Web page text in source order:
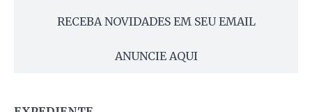
RECEBA NOVIDADES EM SEU EMAIL
ANUNCIE AQUI